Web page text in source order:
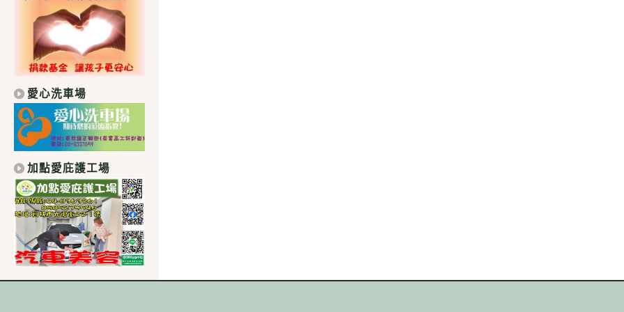
愛心洗車場
加點愛庇護工場